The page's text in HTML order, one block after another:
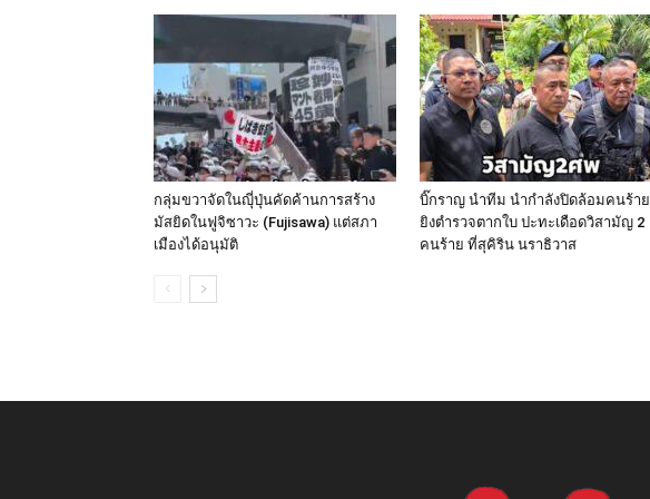
กลุ่มขวาจัดในญุี่ปุ่นคัดค้านการสร้าง
มัสยิดในฟูจิซาวะ (Fujisawa) แต่สภา
เมืองได้อนุมัติ
บิ๊กราญ นำทีม นำกำลังปิดล้อมคนร้าย
ยิงตำรวจตากใบ ปะทะเดือดวิสามัญ 2
คนร้าย ที่สุคิริน นราธิวาส